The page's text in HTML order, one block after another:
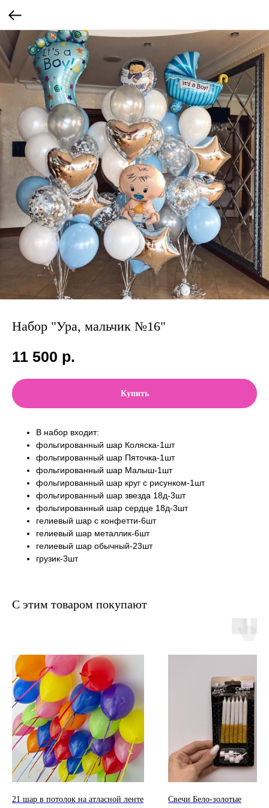
Набор "Ура, мальчик №16"
11 500 р.
Купить
В набор входит:
фольгированный шар Коляска-1шт
фольгированный шар Пяточка-1шт
фольгированный шар Малыш-1шт
фольгированный шар круг с рисунком-1шт
фольгированный шар звезда 18д-3шт
фольгированный шар сердце 18д-3шт
гелиевый шар с конфетти-6шт
гелиевый шар металлик-6шт
гелиевый шар обычный-23шт
грузик-3шт
С этим товаром покупают
21 шар в потолок на атласной ленте
Свечи Бело-золотые